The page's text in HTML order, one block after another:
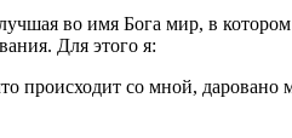
во имя Бога мир, в котором
Для этого я:
происходит со мной, даровано